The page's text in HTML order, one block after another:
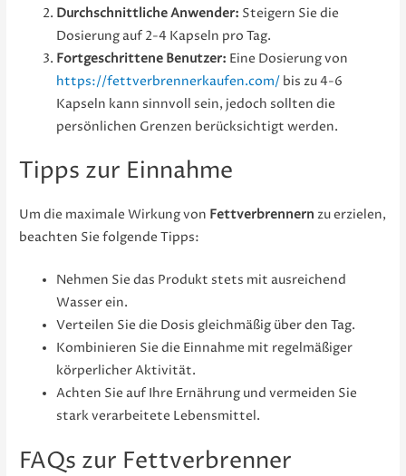
Durchschnittliche Anwender: Steigern Sie die
Dosierung auf 2-4 Kapseln pro Tag.
Fortgeschrittene Benutzer: Eine Dosierung von
https://fettverbrennerkaufen.com/ bis zu 4-6
Kapseln kann sinnvoll sein, jedoch sollten die
persönlichen Grenzen berücksichtigt werden.
Tipps zur Einnahme
Um die maximale Wirkung von Fettverbrennern zu erzielen,
beachten Sie folgende Tipps:
Nehmen Sie das Produkt stets mit ausreichend
Wasser ein.
Verteilen Sie die Dosis gleichmäßig über den Tag.
Kombinieren Sie die Einnahme mit regelmäßiger
körperlicher Aktivität.
Achten Sie auf Ihre Ernährung und vermeiden Sie
stark verarbeitete Lebensmittel.
FAQs zur Fettverbrenner